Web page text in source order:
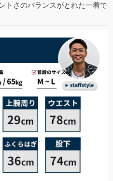
トさのバランスがとれた一着で